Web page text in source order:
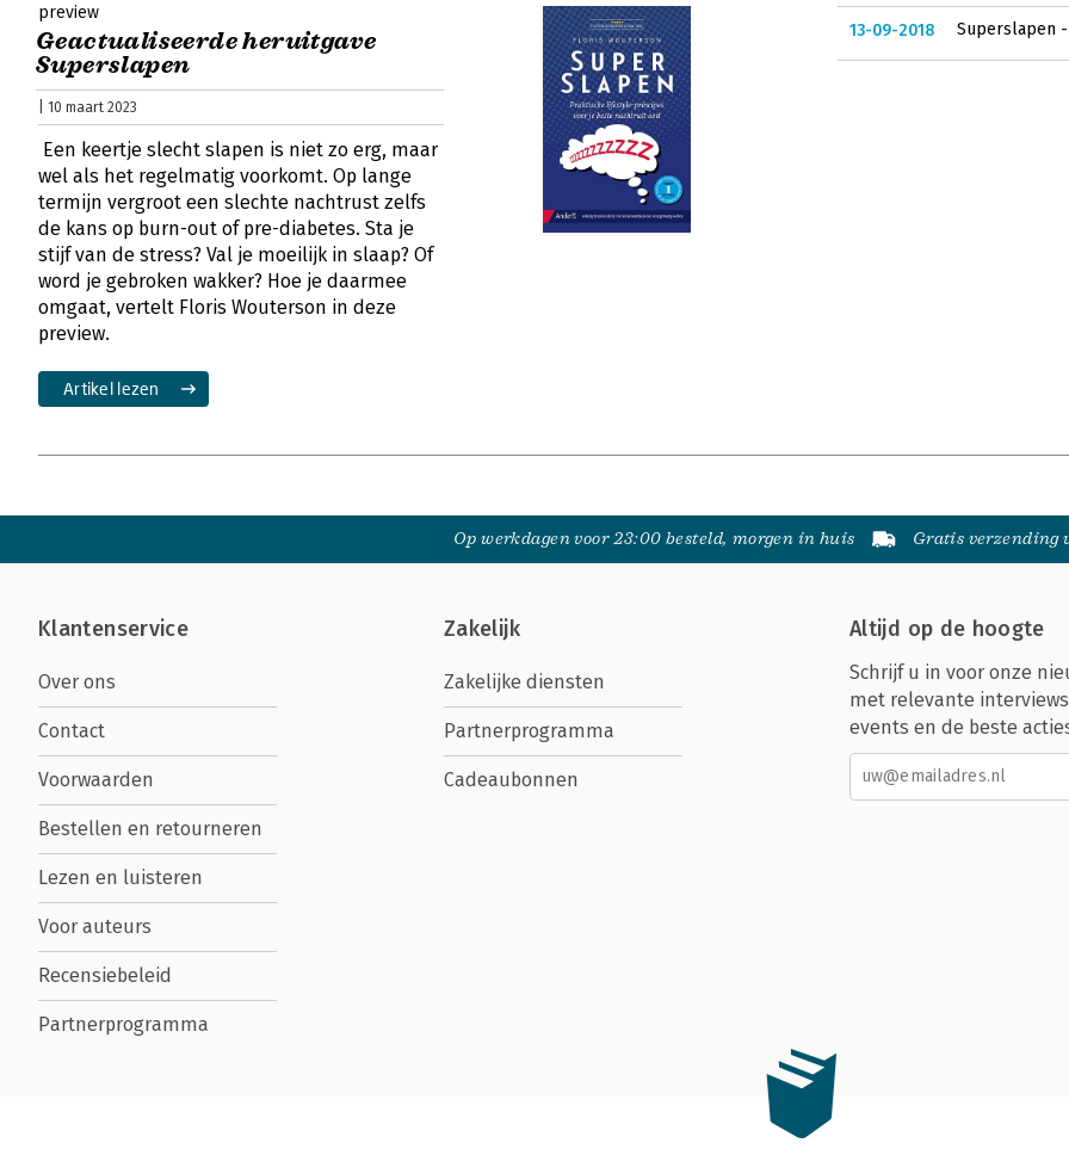
preview
Geactualiseerde heruitgave
Superslapen
| 10 maart 2023
Een keertje slecht slapen is niet zo erg, maar
wel als het regelmatig voorkomt. Op lange
termijn vergroot een slechte nachtrust zelfs
de kans op burn-out of pre-diabetes. Sta je
stijf van de stress? Val je moeilijk in slaap? Of
word je gebroken wakker? Hoe je daarmee
omgaat, vertelt Floris Wouterson in deze
preview.
Artikel lezen
13-09-2018 Superslapen
Op werkdagen voor 23:00 besteld, morgen in huis Gratis verzending
Klantenservice
Over ons
Contact
Voorwaarden
Bestellen en retourneren
Lezen en luisteren
Voor auteurs
Recensiebeleid
Partnerprogramma
Zakelijk
Zakelijke diensten
Partnerprogramma
Cadeaubonnen
Altijd op de hoogte
Schrijf u in voor onze
met relevante
events en de beste